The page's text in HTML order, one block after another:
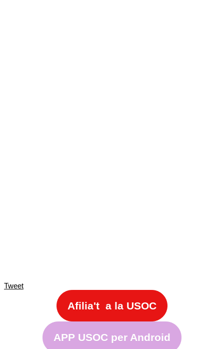
Tweet
Afilia't a la USOC
APP USOC per Android